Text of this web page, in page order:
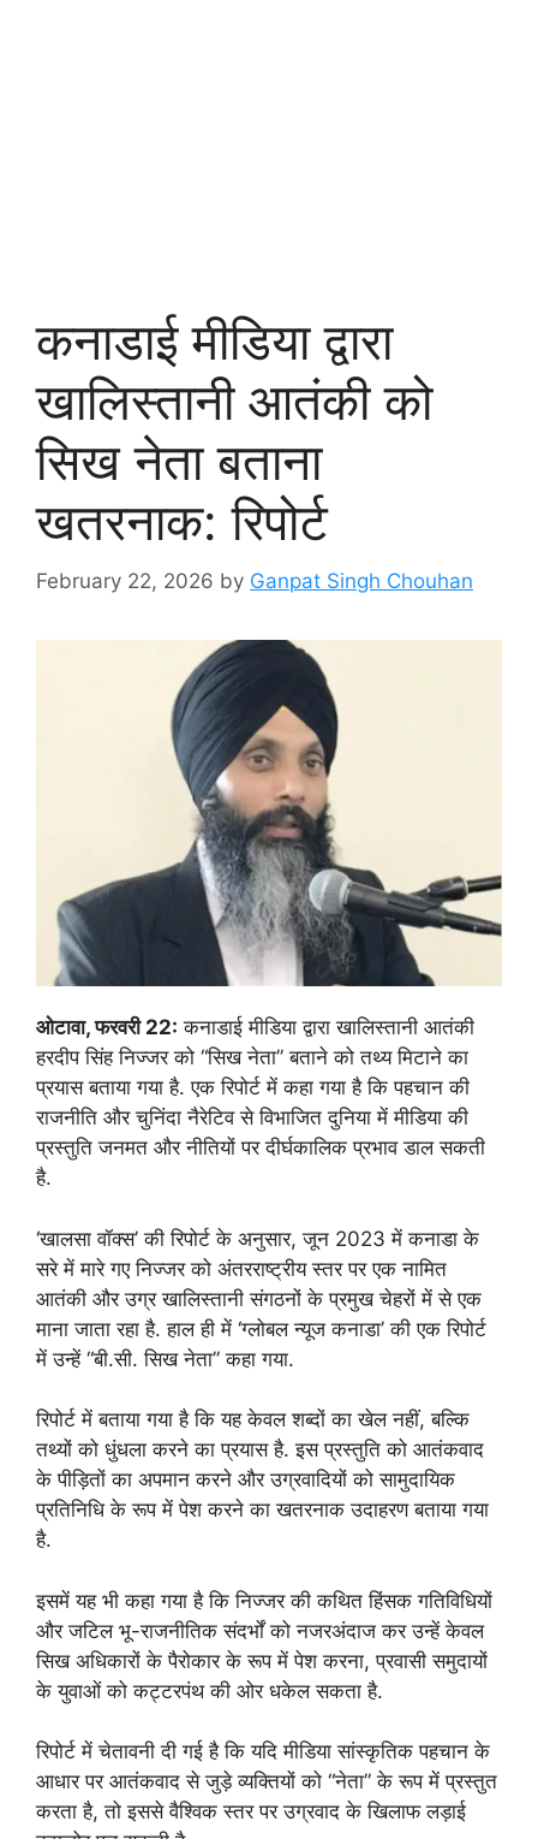
कनाडाई मीडिया द्वारा
खालिस्तानी आतंकी को
सिख नेता बताना
खतरनाक: रिपोर्ट
February 22, 2026 by Ganpat Singh Chouhan
ओटावा, फरवरी 22: कनाडाई मीडिया द्वारा खालिस्तानी आतंकी
हरदीप सिंह निज्जर को “सिख नेता” बताने को तथ्य मिटाने का
प्रयास बताया गया है. एक रिपोर्ट में कहा गया है कि पहचान की
राजनीति और चुनिंदा नैरेटिव से विभाजित दुनिया में मीडिया की
प्रस्तुति जनमत और नीतियों पर दीर्घकालिक प्रभाव डाल सकती
है.
‘खालसा वॉक्स’ की रिपोर्ट के अनुसार, जून 2023 में कनाडा के
सरे में मारे गए निज्जर को अंतरराष्ट्रीय स्तर पर एक नामित
आतंकी और उग्र खालिस्तानी संगठनों के प्रमुख चेहरों में से एक
माना जाता रहा है. हाल ही में ‘ग्लोबल न्यूज कनाडा’ की एक रिपोर्ट
में उन्हें “बी.सी. सिख नेता” कहा गया.
रिपोर्ट में बताया गया है कि यह केवल शब्दों का खेल नहीं, बल्कि
तथ्यों को धुंधला करने का प्रयास है. इस प्रस्तुति को आतंकवाद
के पीड़ितों का अपमान करने और उग्रवादियों को सामुदायिक
प्रतिनिधि के रूप में पेश करने का खतरनाक उदाहरण बताया गया
है.
इसमें यह भी कहा गया है कि निज्जर की कथित हिंसक गतिविधियों
और जटिल भू-राजनीतिक संदर्भों को नजरअंदाज कर उन्हें केवल
सिख अधिकारों के पैरोकार के रूप में पेश करना, प्रवासी समुदायों
के युवाओं को कट्टरपंथ की ओर धकेल सकता है.
रिपोर्ट में चेतावनी दी गई है कि यदि मीडिया सांस्कृतिक पहचान के
आधार पर आतंकवाद से जुड़े व्यक्तियों को “नेता” के रूप में प्रस्तुत
करता है, तो इससे वैश्विक स्तर पर उग्रवाद के खिलाफ लड़ाई